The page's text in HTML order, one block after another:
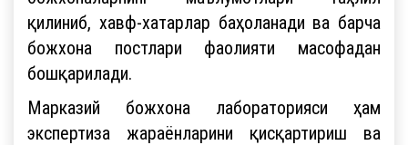
қилиниб, хавф-хатарлар баҳоланади ва барча
божхона постлари фаолияти масофадан
бошқарилади.
Марказий божхона лабораторияси ҳам
экспертиза жараёнларини қисқартириш ва